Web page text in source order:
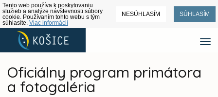
Tento web používa k poskytovaniu
služieb a analýze návštevnosti súbory
cookie. Používaním tohto webu s tým
súhlasíte. Viac informácií
NESÚHLASÍM SÚHLASÍM
Oficiálny program primátora
a fotogaléria